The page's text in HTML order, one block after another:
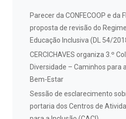
Parecer da CONFECOOP e da
proposta de revisão do
Educação Inclusiva (DL 54/
CERCICHAVES organiza 3.º
Diversidade – Caminhos para
Bem-Estar
Sessão de esclarecimento
portaria dos Centros de